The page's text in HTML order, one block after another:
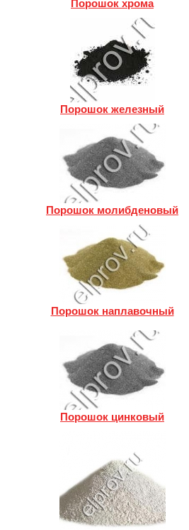
Порошок хрома
Порошок железный
Порошок молибденовый
Порошок наплавочный
Порошок цинковый